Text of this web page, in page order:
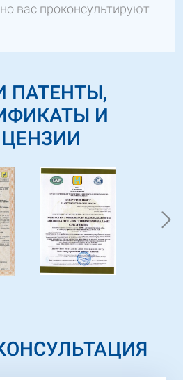
вас проконсультируют
ПАТЕНТЫ,
И